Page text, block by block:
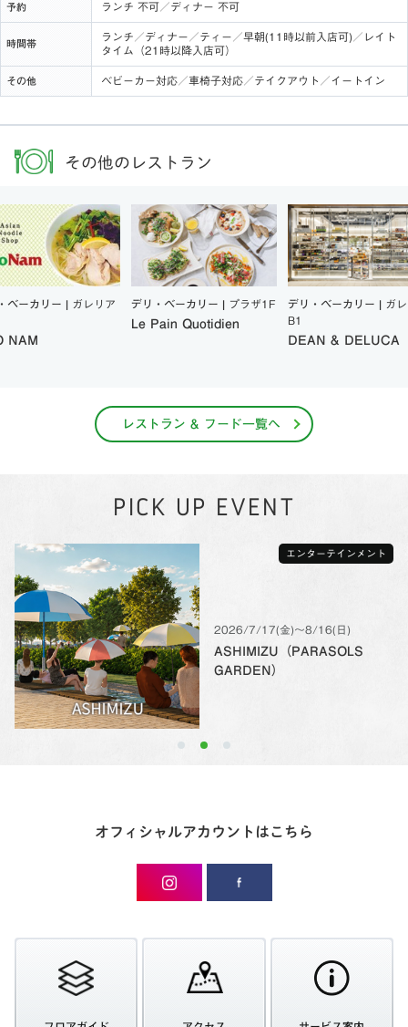
予約 ランチ 不可／ディナー 不可
時間帯
ランチ／ディナー／ティー／早朝(11時以前入店可)／レイト
タイム（21時以降入店可）
その他 ベビーカー対応／車椅子対応／テイクアウト／イートイン
その他のレストラン
ベーカリー | ガレリア
NAM
デリ・ベーカリー | プラザ1F
Le Pain Quotidien
デリ・ベーカリー | ガ
B1
DEAN & DELUCA
レストラン & フード一覧へ
PICK UP EVENT
2026/7/17(金)〜8/16(日)
ASHIMIZU（PARASOLS
GARDEN）
エンターテインメント
オフィシャルアカウントはこちら